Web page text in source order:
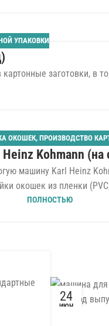
УПАКОВКИ
заготовки, в
ОКОШЕК, ПРОИЗВОДСТВО
Kohmann (на
машину Karl Heinz
окошек из пленки
ПОЛНОСТЬЮ
24
ИЮН